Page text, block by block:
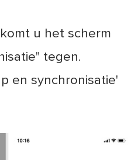
u het scherm
tegen.
en synchronisatie'